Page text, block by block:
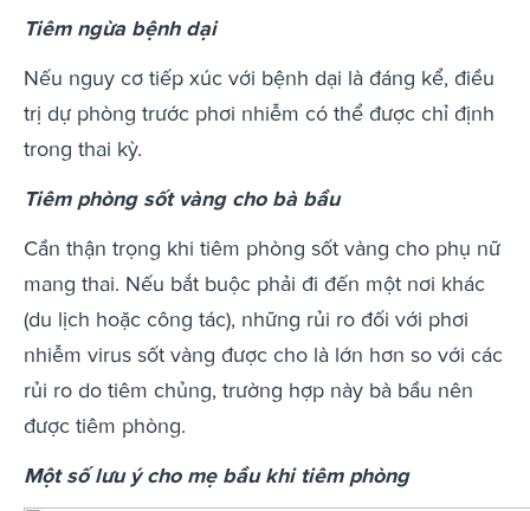
Tiêm ngừa bệnh dại
Nếu nguy cơ tiếp xúc với bệnh dại là đáng kể, điều
trị dự phòng trước phơi nhiễm có thể được chỉ định
trong thai kỳ.
Tiêm phòng sốt vàng cho bà bầu
Cần thận trọng khi tiêm phòng sốt vàng cho phụ nữ
mang thai. Nếu bắt buộc phải đi đến một nơi khác
(du lịch hoặc công tác), những rủi ro đối với phơi
nhiễm virus sốt vàng được cho là lớn hơn so với các
rủi ro do tiêm chủng, trường hợp này bà bầu nên
được tiêm phòng.
Một số lưu ý cho mẹ bầu khi tiêm phòng